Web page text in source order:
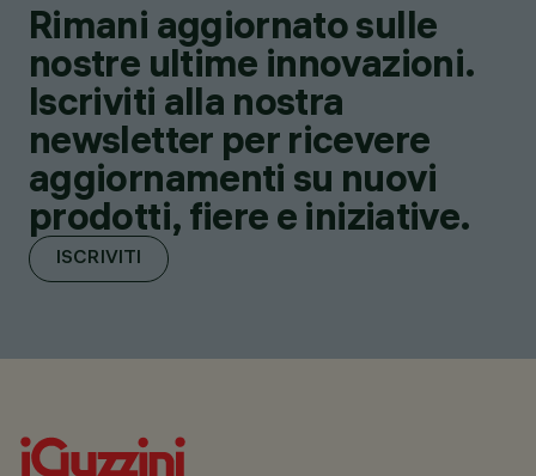
Rimani aggiornato sulle
nostre ultime innovazioni.
Iscriviti alla nostra
newsletter per ricevere
aggiornamenti su nuovi
prodotti, fiere e iniziative.
ISCRIVITI